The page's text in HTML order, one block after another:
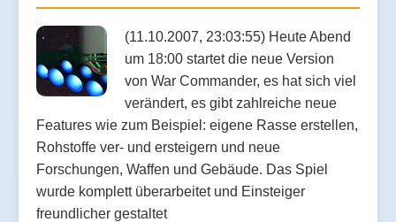
(11.10.2007, 23:03:55) Heute Abend
um 18:00 startet die neue Version
von War Commander, es hat sich viel
verändert, es gibt zahlreiche neue
Features wie zum Beispiel: eigene Rasse erstellen,
Rohstoffe ver- und ersteigern und neue
Forschungen, Waffen und Gebäude. Das Spiel
wurde komplett überarbeitet und Einsteiger
freundlicher gestaltet